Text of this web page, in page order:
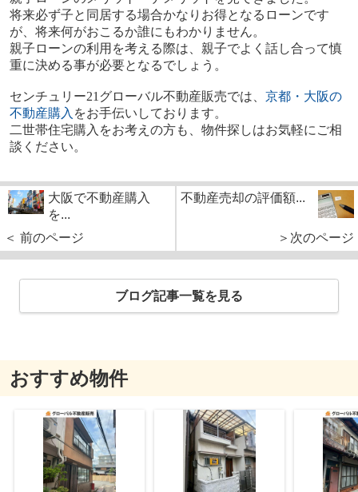
将来必ず子と同居する場合かなりお得となるローンです
が、将来何がおこるか誰にもわかりません。
親子ローンの利用を考える際は、親子でよく話し合って慎
重に決める事が必要となるでしょう。
センチュリー21グローバル不動産販売では、 京都・大阪の
不動産購入 をお手伝いしております。
二世帯住宅購入をお考えの方も、物件探しはお気軽にご相
談ください。
大阪で不動産購入
を...
＜ 前のページ
不動産売却の評価額...
＞次のページ
ブログ記事一覧を見る
おすすめ物件